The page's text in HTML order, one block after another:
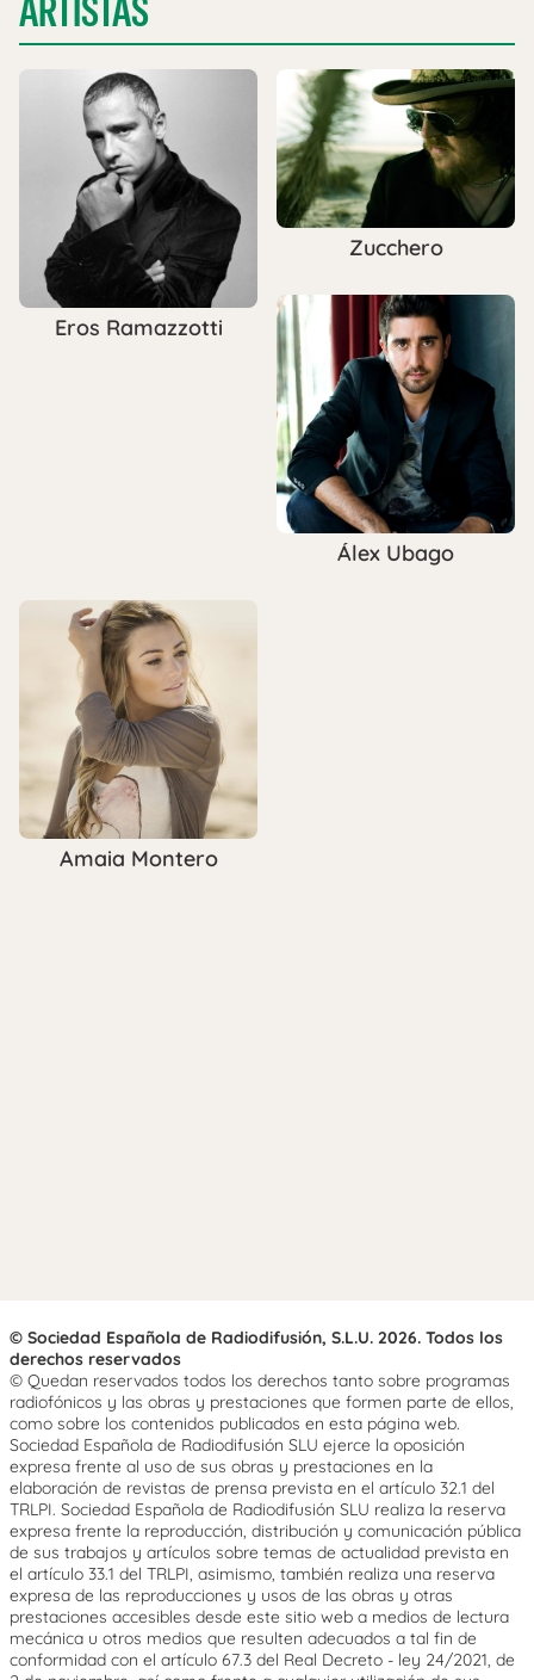
Eros Ramazzotti
Zucchero
Álex Ubago
Amaia Montero
© Sociedad Española de Radiodifusión, S.L.U. 2026. Todos los
derechos reservados
© Quedan reservados todos los derechos tanto sobre programas
radiofónicos y las obras y prestaciones que formen parte de ellos,
como sobre los contenidos publicados en esta página web.
Sociedad Española de Radiodifusión SLU ejerce la oposición
expresa frente al uso de sus obras y prestaciones en la
elaboración de revistas de prensa prevista en el artículo 32.1 del
TRLPI. Sociedad Española de Radiodifusión SLU realiza la reserva
expresa frente la reproducción, distribución y comunicación pública
de sus trabajos y artículos sobre temas de actualidad prevista en
el artículo 33.1 del TRLPI, asimismo, también realiza una reserva
expresa de las reproducciones y usos de las obras y otras
prestaciones accesibles desde este sitio web a medios de lectura
mecánica u otros medios que resulten adecuados a tal fin de
conformidad con el artículo 67.3 del Real Decreto - ley 24/2021, de